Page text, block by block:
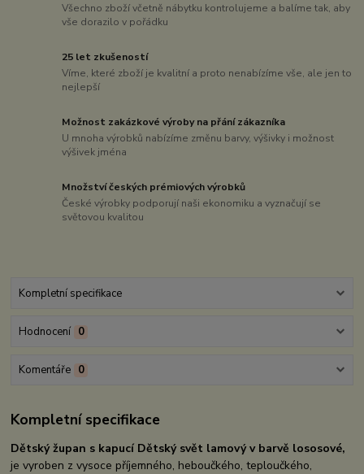
Všechno zboží včetně nábytku kontrolujeme a balíme tak, aby
vše dorazilo v pořádku
25 let zkušeností
Víme, které zboží je kvalitní a proto nenabízíme vše, ale jen to
nejlepší
Možnost zakázkové výroby na přání zákazníka
U mnoha výrobků nabízíme změnu barvy, výšivky i možnost
výšivek jména
Množství českých prémiových výrobků
České výrobky podporují naši ekonomiku a vyznačují se
světovou kvalitou
Kompletní specifikace
Hodnocení 0
Komentáře 0
Kompletní specifikace
Dětský župan s kapucí Dětský svět lamový v barvě lososové,
je vyroben z vysoce příjemného, heboučkého, teploučkého,